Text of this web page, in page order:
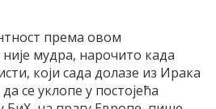
према овом
мудра, нарочито када
који сада долазе из Ирака
се уклопе у постојећа